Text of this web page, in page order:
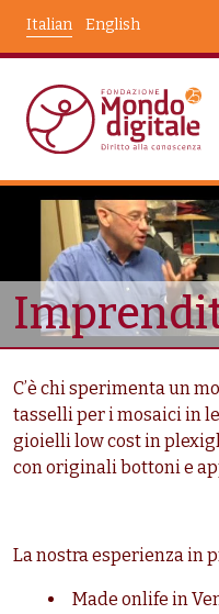
English
Italian
Chi Siamo
Chi
Taxonomy Terms
C’è chi sperimenta un
tasselli per i mosaici in
gioielli low cost in
con originali bottoni e
La nostra esperienza in
Made onlife in